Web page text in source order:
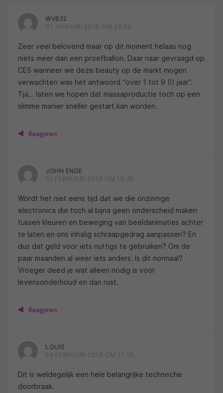
WVB22
31 JANUARI 2018 OM 23:59
Zeer veel belovend maar op dit moment helaas nog
niets meer dan een proefballon. Daar naar gevraagd op
CES wanneer we deze beauty op de markt mogen
verwachten was het antwoord “over 1 tot 9 (!) jaar”.
Tja… laten we hopen dat massaproductie toch op een
slimme manier sneller gestart kan worden.
Reageren
JOHN ENDE
01 FEBRUARI 2018 OM 16:35
Wordt het niet eens tijd dat we die onzinnige
electronica die toch al bijna geen onderscheid maken
tussen kleuren en beweging van beeldanimaties achter
te laten en ons inhalig schraapgedrag aanpassen? En
dus dat geld voor iets nuttigs te gebruiken? Om de
paar maanden al weer iets anders. Is dit normaal?
Vroeger deed je wat alleen nodig is voor
levensonderhoud en dan rust.
Reageren
LOUIS
24 FEBRUARI 2018 OM 17:28
Dit is weldegelijk een hele belangrijke technische
doorbraak.